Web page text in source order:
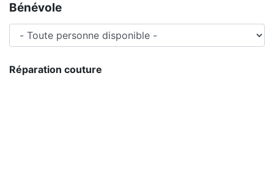
Bénévole
Réparation couture